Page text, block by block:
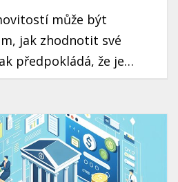
může být
jak zhodnotit své
předpokládá, že je
na začátku, což
metody, které
finanční zátěže a přitom